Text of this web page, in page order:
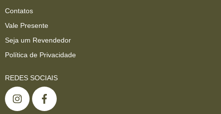
Contatos
Vale Presente
Seja um Revendedor
Política de Privacidade
REDES SOCIAIS